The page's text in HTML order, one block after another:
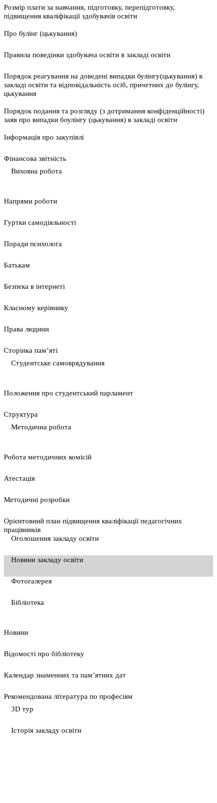
Розмір плати за навчання, підготовку, перепідготовку,
підвищення кваліфікації здобувачів освіти
Про булінг (цькування)
Правила поведінки здобувача освіти в закладі освіти
Порядок реагування на доведені випадки булінгу(цькування) в
закладі освіти та відповідальність осіб, причетних до булінгу,
цькування
Порядок подання та розгляду (з дотримання конфіденційності)
заяв про випадки боулінгу (цькування) в закладі освіти
Інформація про закупівлі
Фінансова звітність
Виховна робота
Напрями роботи
Гуртки самодіяльності
Поради психолога
Батькам
Безпека в інтернеті
Класному керівнику
Права людини
Сторінка пам’яті
Студентське самоврядування
Положення про студентський парламент
Cтруктура
Методична робота
Pобота методичних комісій
Атестація
Методичні розробки
Орієнтовний план підвищення кваліфікації педагогічних
працівників
Оголошення закладу освіти
Новини закладу освіти
Фотогалерея
Бібліотека
Новини
Відомості про бібліотеку
Календар знаменних та пам’ятних дат
Рекомендована література по професіям
3D тур
Історія закладу освіти